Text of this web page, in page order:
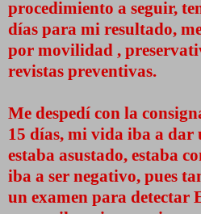
procedimiento a seguir,
días para mi resultado,
por movilidad ,
revistas preventivas.
Me despedí con la
15 días, mi vida iba a dar
estaba asustado, estaba
iba a ser negativo, pues
un examen para detectar